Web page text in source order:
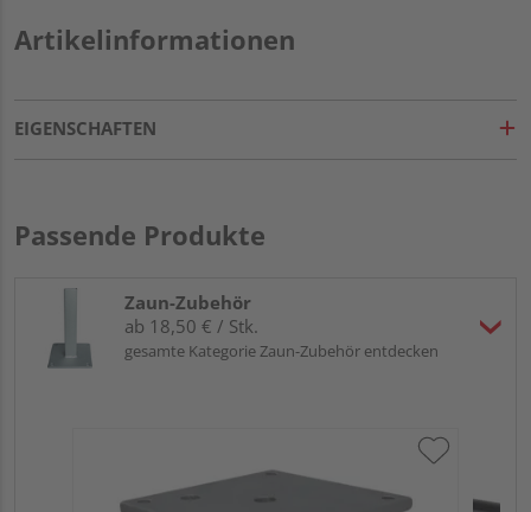
Artikelinformationen
EIGENSCHAFTEN
Passende Produkte
Zaun-Zubehör
ab 18,50 € / Stk.
gesamte Kategorie Zaun-Zubehör entdecken